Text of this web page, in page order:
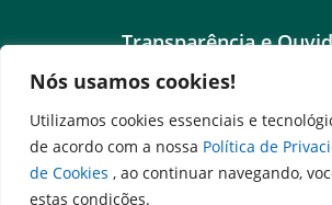
Nós usamos cookies!
Utilizamos cookies essenciais e
de acordo com a nossa Política de
de Cookies , ao continuar navegando,
estas condições.
Transparência e
LGPD
Goiás Transparência
Dados Abertos Goiás
SIC – Serviço de Informação
e-SIC – Serviço Eletrônico de